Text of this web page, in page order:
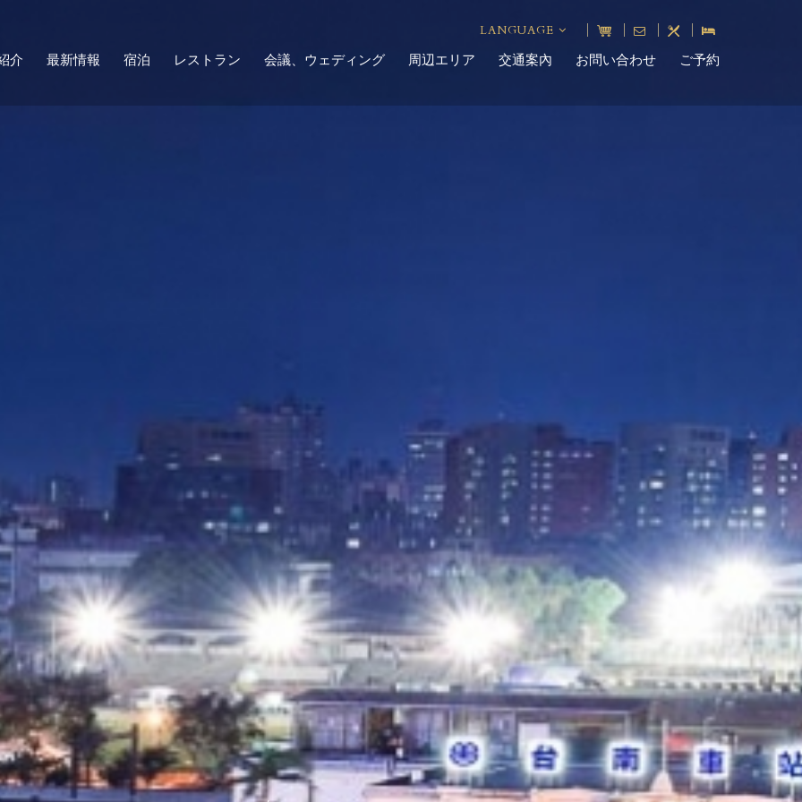
LANGUAGE
介 最新情報 宿泊 レストラン 会議、ウェディング 周辺エリア 交通案內 お問い合わせ ご予約